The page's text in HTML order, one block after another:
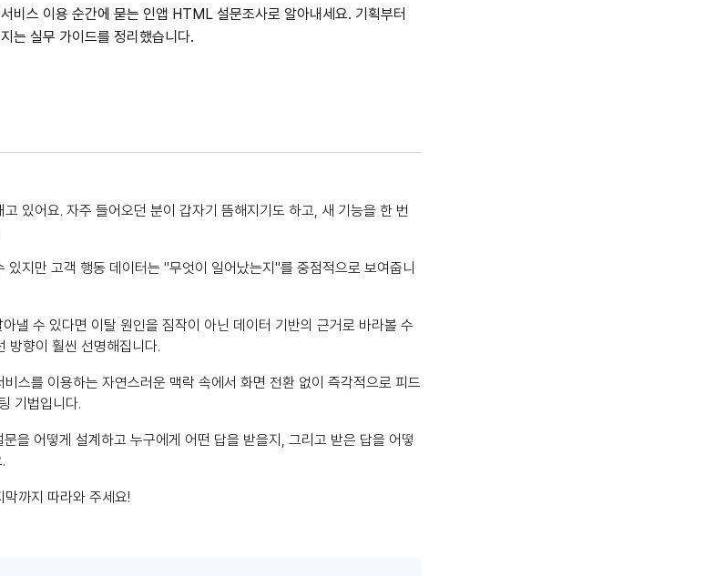
비스 이용 순간에 묻는 인앱 HTML 설문조사로 알아내세요. 기획부터
는 실무 가이드를 정리했습니다.
있어요. 자주 들어오던 분이 갑자기 뜸해지기도 하고, 새 기능을 한 번
있지만 고객 행동 데이터는 "무엇이 일어났는지"를 중점적으로 보여줍니
낼 수 있다면 이탈 원인을 짐작이 아닌 데이터 기반의 근거로 바라볼 수
방향이 훨씬 선명해집니다.
스를 이용하는 자연스러운 맥락 속에서 화면 전환 없이 즉각적으로 피드
기법입니다.
을 어떻게 설계하고 누구에게 어떤 답을 받을지, 그리고 받은 답을 어떻
까지 따라와 주세요!